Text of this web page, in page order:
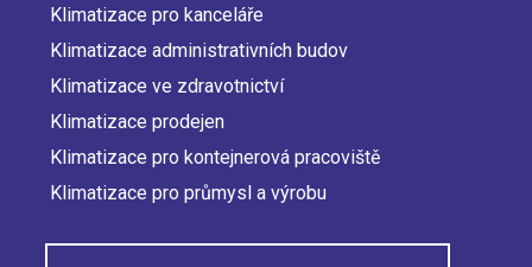
Klimatizace pro kanceláře
Klimatizace administrativních budov
Klimatizace ve zdravotnictví
Klimatizace prodejen
Klimatizace pro kontejnerová pracoviště
Klimatizace pro průmysl a výrobu